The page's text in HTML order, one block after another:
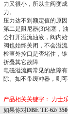
力又很小，所以主阀变
力。
压力达不到额定值的原
第二是阻尼器(3)堵塞，
会打开溢流油液，阀内
阀也始终关闭，不会溢
检查外控口是否堵住，锥
折叠其它故障
电磁溢流阀常见的故障
除。如不带缓冲器，则
产品相关关键字： 力士
如果你对DBE TE-62/